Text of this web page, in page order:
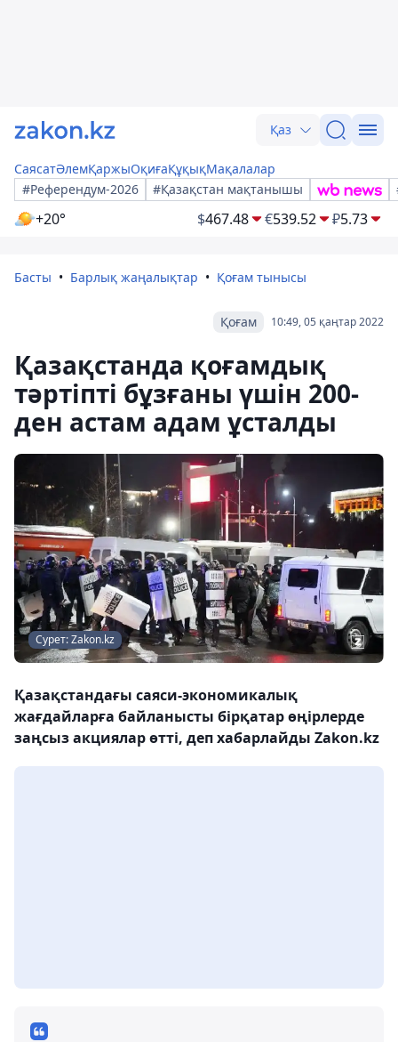
Қаз
СаясатӘлемҚаржыОқиғаҚұқықМақалалар
#Референдум-2026
#Қазақстан мақтанышы
+20° $467.48 €539.52 ₽5.73
Басты Барлық жаңалықтар Қоғам тынысы
10:49, 05 қаңтар 2022
Қоғам
Қазақстанда қоғамдық
тәртіпті бұзғаны үшін 200-
ден астам адам ұсталды
Сурет: Zakon.kz
Қазақстандағы саяси-экономикалық
жағдайларға байланысты бірқатар өңірлерде
заңсыз акциялар өтті, деп хабарлайды Zakon.kz